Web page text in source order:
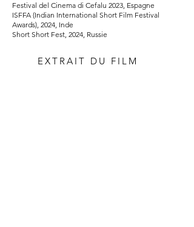
Festival del Cinema di Cefalu 2023, Espagne
ISFFA (Indian International Short Film Festival
Awards), 2024, Inde
Short Short Fest, 2024, Russie
EXTRAIT DU FILM